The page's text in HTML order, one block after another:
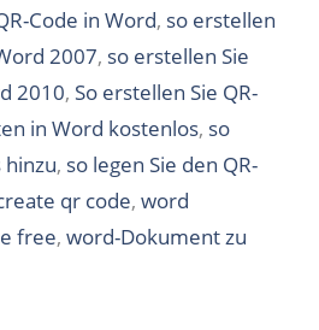
Code in Word, so erstellen
2007, so erstellen Sie
2010, So erstellen Sie QR-
in Word kostenlos, so
hinzu, so legen Sie den QR-
qr code, word
free, word-Dokument zu